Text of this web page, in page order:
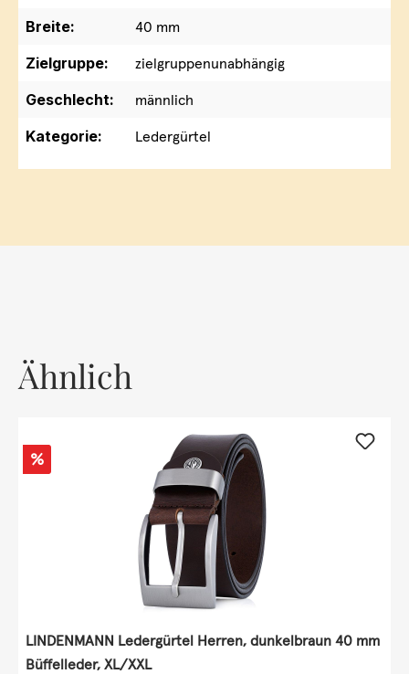
Breite:
40 mm
Zielgruppe:
zielgruppenunabhängig
Geschlecht:
männlich
Kategorie:
Ledergürtel
Ähnlich
Rabatt
%
LINDENMANN Ledergürtel Herren, dunkelbraun 40 mm
Büffelleder, XL/XXL